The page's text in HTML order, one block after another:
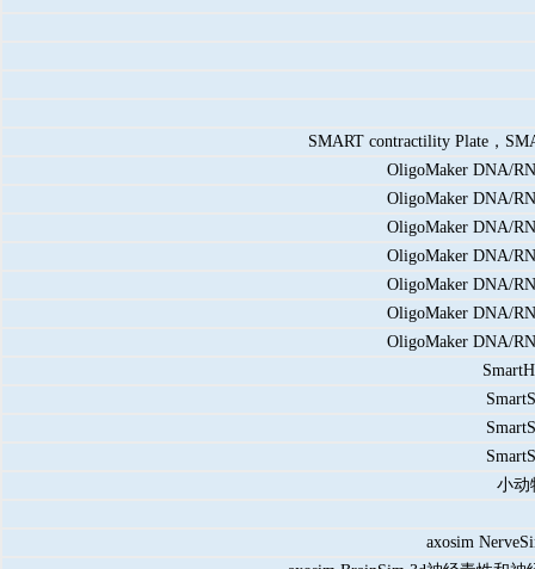
SMART contractility Plate，
OligoMaker DNA/
OligoMaker DNA/
OligoMaker DNA/
OligoMaker DNA/
OligoMaker DNA/
OligoMaker DNA/
OligoMaker DNA/
小动
axosim